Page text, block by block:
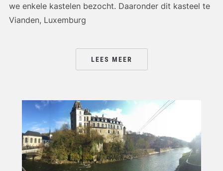
we enkele kastelen bezocht. Daaronder dit kasteel te
Vianden, Luxemburg
LEES MEER